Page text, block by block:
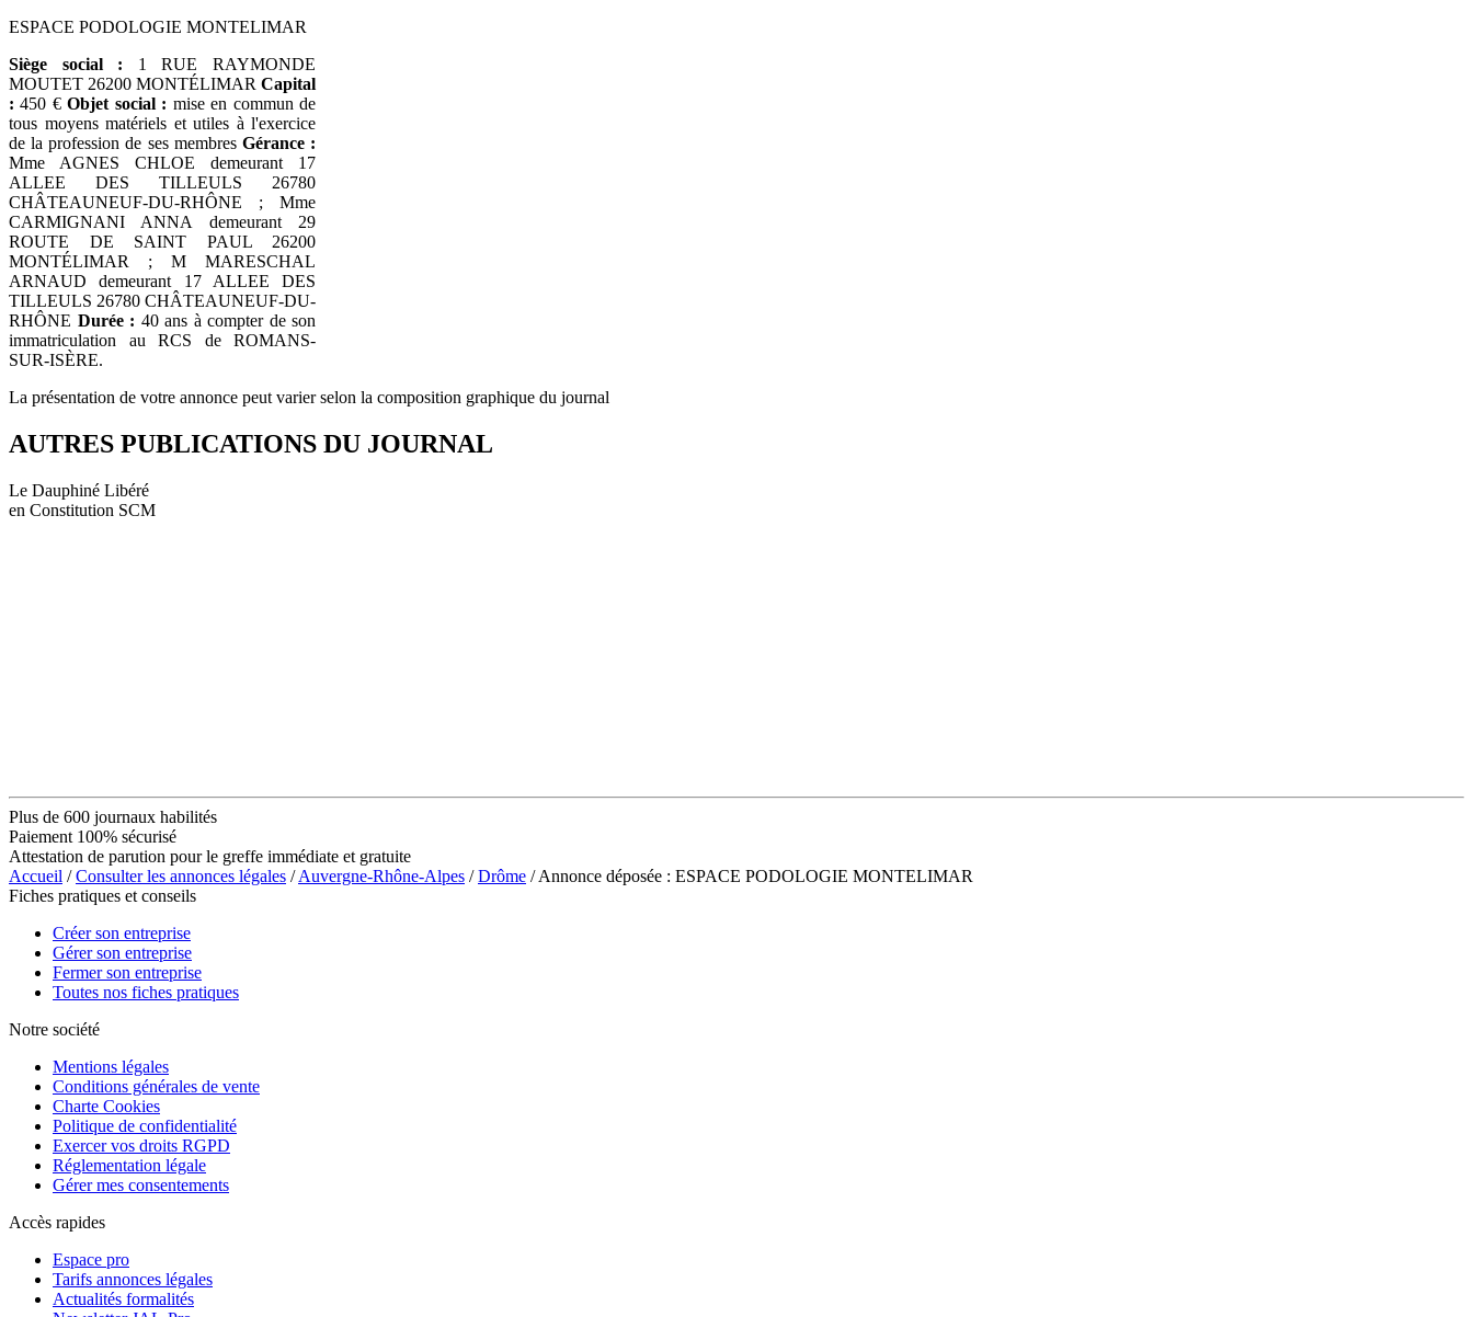
ESPACE PODOLOGIE MONTELIMAR
Siège social : 1 RUE RAYMONDE
MOUTET 26200 MONTÉLIMAR Capital
: 450 €Objet social : mise en commun de
tous moyens matériels et utiles à l'exercice
de la profession de ses membres Gérance :
Mme AGNES CHLOE demeurant 17
ALLEE DES TILLEULS 26780
CHÂTEAUNEUF-DU-RHÔNE ; Mme
CARMIGNANI ANNA demeurant 29
ROUTE DE SAINT PAUL 26200
MONTÉLIMAR ; M MARESCHAL
ARNAUD demeurant 17 ALLEE DES
TILLEULS 26780 CHÂTEAUNEUF-DU-
RHÔNE Durée : 40 ans à compter de son
immatriculation au RCS de ROMANS-
SUR-ISÈRE.
La présentation de votre annonce peut varier selon la composition graphique du journal
AUTRES PUBLICATIONS DU JOURNAL
Le Dauphiné Libéré
en Constitution SCM
Plus de 600 journaux habilités
Paiement 100% sécurisé
Attestation de parution pour le greffe immédiate et gratuite
Accueil /Consulter les annonces légales /Auvergne-Rhône-Alpes /Drôme / Annonce déposée : ESPACE PODOLOGIE MONTELIMAR
Fiches pratiques et conseils
Créer son entreprise
Gérer son entreprise
Fermer son entreprise
Toutes nos fiches pratiques
Notre société
Mentions légales
Conditions générales de vente
Charte Cookies
Politique de confidentialité
Exercer vos droits RGPD
Réglementation légale
Gérer mes consentements
Accès rapides
Espace pro
Tarifs annonces légales
Actualités formalités